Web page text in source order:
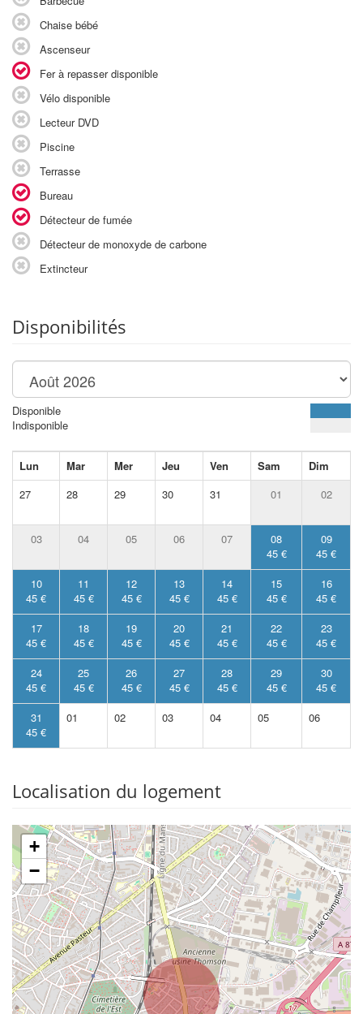
Chaise bébé
Ascenseur
Fer à repasser disponible
Vélo disponible
Lecteur DVD
Piscine
Terrasse
Bureau
Détecteur de fumée
Détecteur de monoxyde de carbone
Extincteur
Disponibilités
Disponible
Indisponible
Lun Mar Mer Jeu Ven Sam
Dim
27
28 29 30 31 01 02
03 04 05 06 07
08
45 €
09
45 €
10
45 €
11
45 €
12
45 €
13
45 €
14
45 €
15
45 €
16
45 €
17
45 €
18
45 €
19
45 €
20
45 €
21
45 €
22
45 €
23
45 €
24
45 €
25
45 €
26
45 €
27
45 €
28
45 €
29
45 €
30
45 €
31
45 €
01 02 03 04 05 06
Localisation du logement
+
−